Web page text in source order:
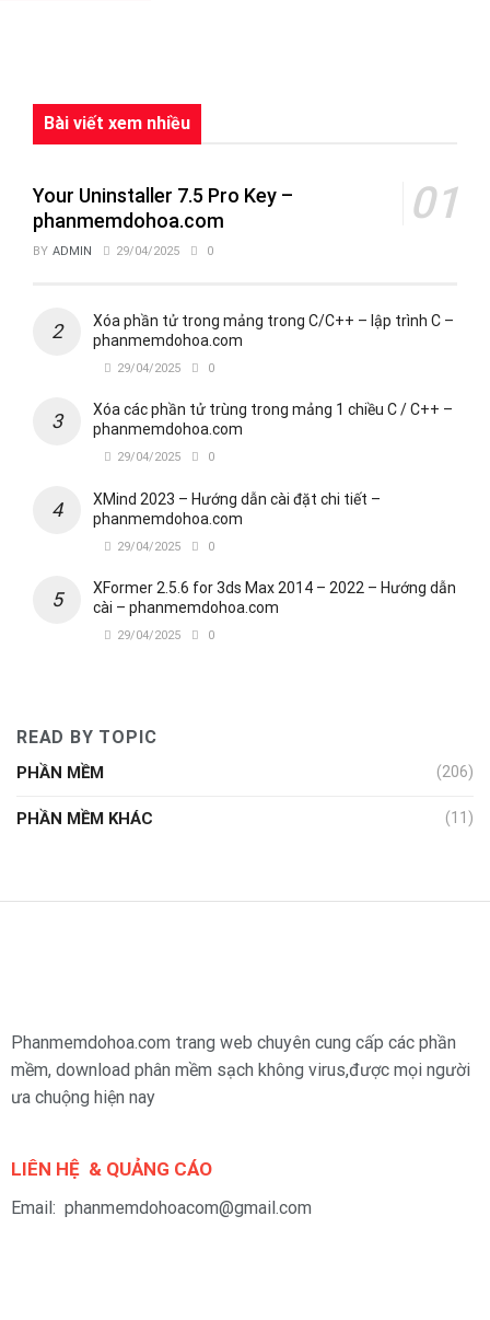
Bài viết xem nhiều
Your Uninstaller 7.5 Pro Key –
phanmemdohoa.com
BY ADMIN 29/04/2025 0
Xóa phần tử trong mảng trong C/C++ – lập trình C –
phanmemdohoa.com
29/04/2025 0
Xóa các phần tử trùng trong mảng 1 chiều C / C++ –
phanmemdohoa.com
29/04/2025 0
XMind 2023 – Hướng dẫn cài đặt chi tiết –
phanmemdohoa.com
29/04/2025 0
XFormer 2.5.6 for 3ds Max 2014 – 2022 – Hướng dẫn
cài – phanmemdohoa.com
29/04/2025 0
READ BY TOPIC
PHẦN MỀM (206)
PHẦN MỀM KHÁC (11)
Phanmemdohoa.com trang web chuyên cung cấp các phần
mềm, download phân mềm sạch không virus,được mọi người
ưa chuộng hiện nay
LIÊN HỆ & QUẢNG CÁO
Email: phanmemdohoacom@gmail.com